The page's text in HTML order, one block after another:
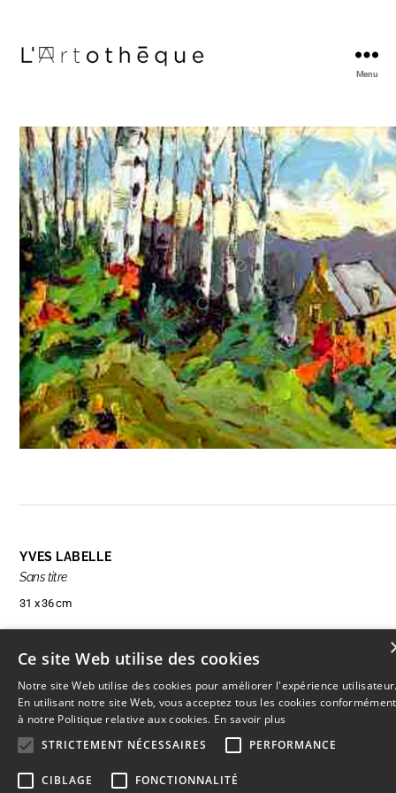
Menu
YVES LABELLE
Sans titre
31 x 36 cm
© 2026 L'Artothèque
Ce site Web utilise des cookies
Notre site Web utilise des cookies pour améliorer l'expérience
En utilisant notre site Web, vous acceptez tous les cookies conformément
à notre Politique relative aux cookies. En savoir plus
STRICTEMENT NÉCESSAIRES
PERFORMANCE
CIBLAGE FONCTIONNALITÉ